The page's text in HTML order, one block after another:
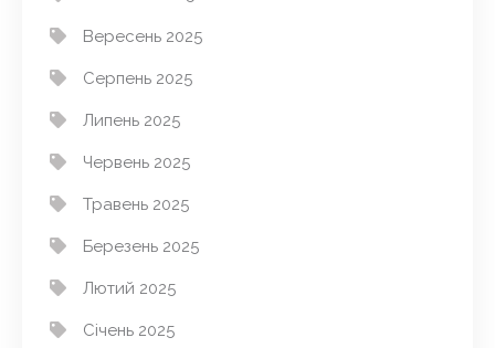
Вересень 2025
Серпень 2025
Липень 2025
Червень 2025
Травень 2025
Березень 2025
Лютий 2025
Січень 2025